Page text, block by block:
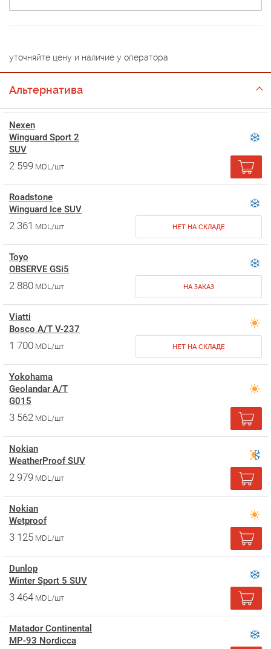
уточняйте цену и наличие у оператора
Альтернатива
Nexen
Winguard Sport 2
SUV
2 599 MDL/шт
Roadstone
Winguard Ice SUV
2 361 MDL/шт НЕТ НА СКЛАДЕ
Toyo
OBSERVE GSi5
2 880 MDL/шт НА ЗАКАЗ
Viatti
Bosco A/T V-237
1 700 MDL/шт НЕТ НА СКЛАДЕ
Yokohama
Geolandar A/T
G015
3 562 MDL/шт
Nokian
WeatherProof SUV
2 979 MDL/шт
Nokian
Wetproof
3 125 MDL/шт
Dunlop
Winter Sport 5 SUV
3 464 MDL/шт
Matador Continental
MP-93 Nordicca